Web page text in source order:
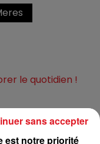
le quotidien !
2 min 25 sec
est notre priorité
sans accepter